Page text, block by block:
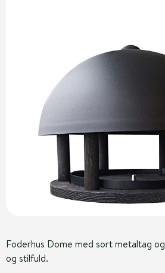
Foderhus Dome med sort metaltag
og stilfuld.